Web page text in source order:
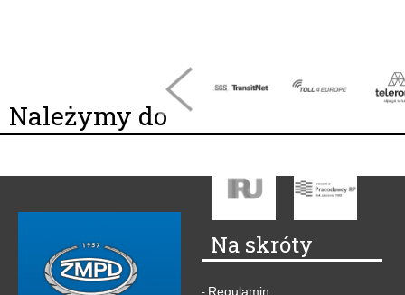
Należymy do
Na skróty
Regulamin